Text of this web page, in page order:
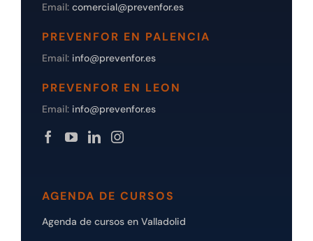
Email: comercial@prevenfor.es
PREVENFOR EN PALENCIA
Email: info@prevenfor.es
PREVENFOR EN LEON
Email: info@prevenfor.es
AGENDA DE CURSOS
Agenda de cursos en Valladolid